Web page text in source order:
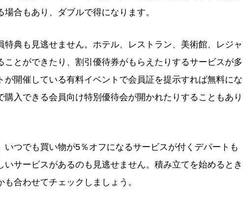
合もあり、ダブルで得になります。
特典も見逃せません。ホテル、レストラン、美術館、レジャ
ことができたり、割引優待券がもらえたりするサービスが多
が開催している有料イベントで会員証を提示すれば無料にな
購入できる会員向け特別優待会が開かれたりすることもあり
いつでも買い物が5％オフになるサービスが付くデパートも
いサービスがあるのも見逃せません。積み立てを始めるとき
合わせてチェックしましょう。